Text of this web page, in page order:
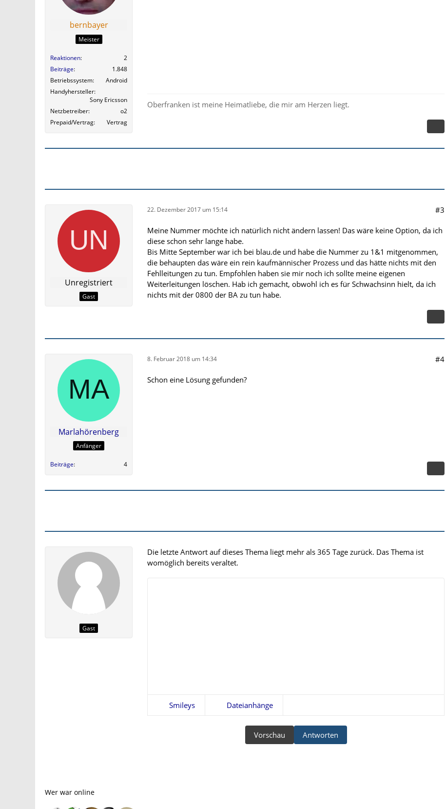
bernbayer
Meister
Reaktionen
2
Beiträge
1.848
Betriebssystem
Android
Handyhersteller
Sony Ericsson
Netzbetreiber
o2
Prepaid/Vertrag
Vertrag
Oberfranken ist meine Heimatliebe, die mir am Herzen liegt.
Unregistriert
Gast
22. Dezember 2017 um 15:14 #3
Meine Nummer möchte ich natürlich nicht ändern lassen! Das wäre keine Option, da ich
diese schon sehr lange habe.
Bis Mitte September war ich bei blau.de und habe die Nummer zu 1&1 mitgenommen,
die behaupten das wäre ein rein kaufmännischer Prozess und das hätte nichts mit den
Fehlleitungen zu tun. Empfohlen haben sie mir noch ich sollte meine eigenen
Weiterleitungen löschen. Hab ich gemacht, obwohl ich es für Schwachsinn hielt, da ich
nichts mit der 0800 der BA zu tun habe.
Marlahörenberg
Anfänger
Beiträge 4
8. Februar 2018 um 14:34 #4
Schon eine Lösung gefunden?
Gast
Die letzte Antwort auf dieses Thema liegt mehr als 365 Tage zurück. Das Thema ist
womöglich bereits veraltet.
Smileys Dateianhänge
Antworten
Vorschau
Wer war online